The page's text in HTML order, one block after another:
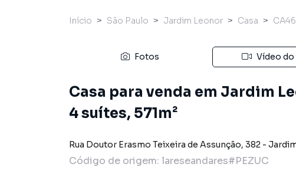
Início São Paulo Jardim Leonor Casa
Fotos Vídeo
Casa para venda em Jardim
4 suítes, 571m²
Rua Doutor Erasmo Teixeira de Assunção, 382 -
Código de origem: lareseandares#PEZUC